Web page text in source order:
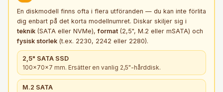
En diskmodell finns ofta i flera utföranden — du kan inte förlita
dig enbart på det korta modellnumret. Diskar skiljer sig i
teknik (SATA eller NVMe),format (2,5", M.2 eller mSATA) och
fysisk storlek (t.ex. 2230, 2242 eller 2280).
2,5" SATA SSD
100×70×7 mm. Ersätter en vanlig 2,5"-hårddisk.
M.2 SATA